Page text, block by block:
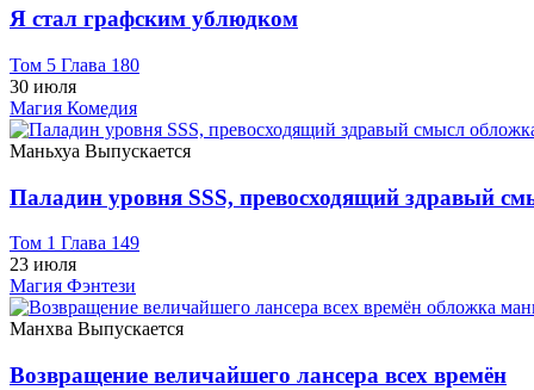
Я стал графским ублюдком
Том 5 Глава 180
30 июля
Магия Комедия
Маньхуа Выпускается
Паладин уровня SSS, превосходящий здравый
Том 1 Глава 149
23 июля
Магия Фэнтези
Манхва Выпускается
Возвращение величайшего лансера всех времён